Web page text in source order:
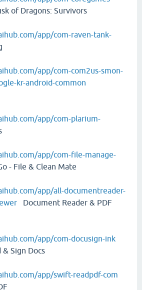
of Dragons: Survivors
app/com-raven-tank-
app/com-com2us-smon-
kr-android-common
app/com-plarium-
app/com-file-manage-
- File & Clean Mate
app/all-documentreader-
Document Reader & PDF
app/com-docusign-ink
& Sign Docs
app/swift-readpdf-com